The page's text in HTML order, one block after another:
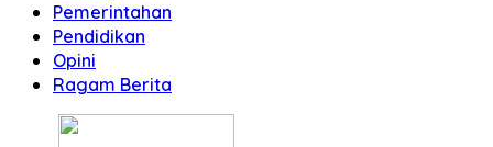
Pemerintahan
Pendidikan
Opini
Ragam Berita